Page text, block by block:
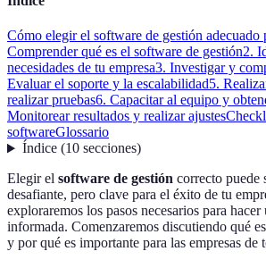
Cómo elegir el software de gestión adecuado
Comprender qué es el software de gestión2.
necesidades de tu empresa3. Investigar y
Evaluar el soporte y la escalabilidad5.
realizar pruebas6. Capacitar al equipo y
Monitorear resultados y realizar ajustes
softwareGlossario
Índice(10 secciones)
Elegir el software de gestión correcto puede
desafiante, pero clave para el éxito de tu
exploraremos los pasos necesarios para
informada. Comenzaremos discutiendo qué
y por qué es importante para las empresas de